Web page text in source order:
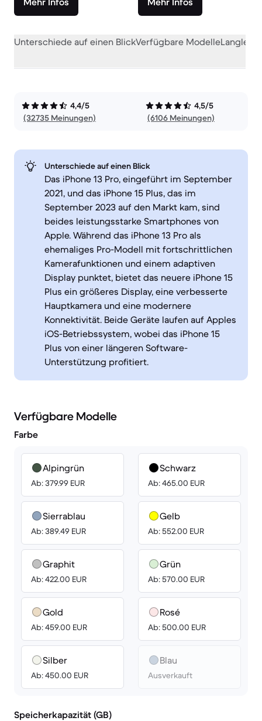
Unterschiede auf einen BlickVerfügbare Modelle
4,4/5
(32735 Meinungen)
4,5/5
(6106 Meinungen)
Unterschiede auf einen Blick
Das iPhone 13 Pro, eingeführt im September
2021, und das iPhone 15 Plus, das im
September 2023 auf den Markt kam, sind
beides leistungsstarke Smartphones von
Apple. Während das iPhone 13 Pro als
ehemaliges Pro-Modell mit fortschrittlichen
Kamerafunktionen und einem adaptiven
Display punktet, bietet das neuere iPhone 15
Plus ein größeres Display, eine verbesserte
Hauptkamera und eine modernere
Konnektivität. Beide Geräte laufen auf Apples
iOS-Betriebssystem, wobei das iPhone 15
Plus von einer längeren Software-
Unterstützung profitiert.
Verfügbare Modelle
Farbe
Alpingrün
Ab: 379.99 EUR
Sierrablau
Ab: 389.49 EUR
Graphit
Ab: 422.00 EUR
Gold
Ab: 459.00 EUR
Silber
Ab: 450.00 EUR
Schwarz
Ab: 465.00 EUR
Gelb
Ab: 552.00 EUR
Grün
Ab: 570.00 EUR
Rosé
Ab: 500.00 EUR
Blau
Ausverkauft
Speicherkapazität (GB)